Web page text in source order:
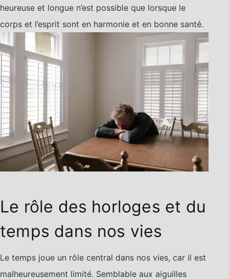
heureuse et longue n’est possible que lorsque le
corps et l’esprit sont en harmonie et en bonne santé.
Le rôle des horloges et du
temps dans nos vies
Le temps joue un rôle central dans nos vies, car il est
malheureusement limité. Semblable aux aiguilles